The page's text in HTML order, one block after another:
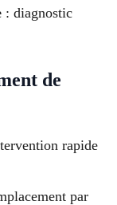
: diagnostic
de
rapide
par